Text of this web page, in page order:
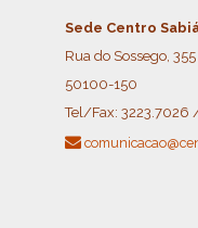
Sede Centro
Rua do Sossego,
50100-150
Tel/Fax: 3223.7026